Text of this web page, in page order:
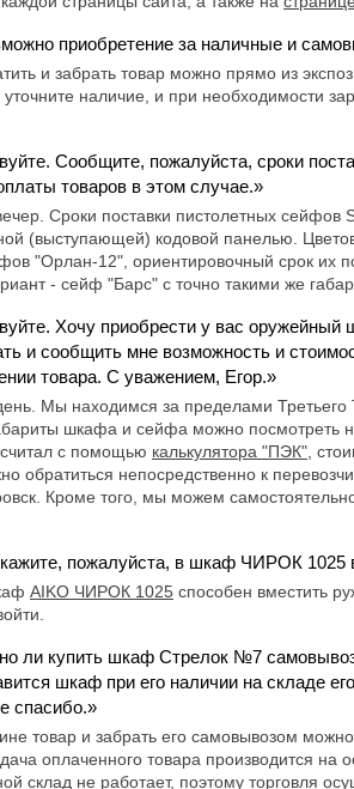
приобретение за наличные и
и забрать товар можно прямо из
наличие, и при необходимости
Сообщите, пожалуйста, сроки
товаров в этом случае.»
Сроки поставки пистолетных сейфов
(выступающей) кодовой панелью.
"Орлан-12", ориентировочный срок их
- сейф "Барс" с точно такими же
Хочу приобрести у вас
и сообщить мне возможность и
товара. С уважением, Егор.»
Мы находимся за пределами
шкафа и сейфа можно посмотреть
с помощью калькулятора "ПЭК" ,
обратиться непосредственно к
Кроме того, мы можем
пожалуйста, в шкаф ЧИРОК 1025
AIKO ЧИРОК 1025 способен вместить
ли купить шкаф Cтрелок №7
шкаф при его наличии на складе
спасибо.»
товар и забрать его самовывозом
оплаченного товара производится
склад не работает, поэтому торговля